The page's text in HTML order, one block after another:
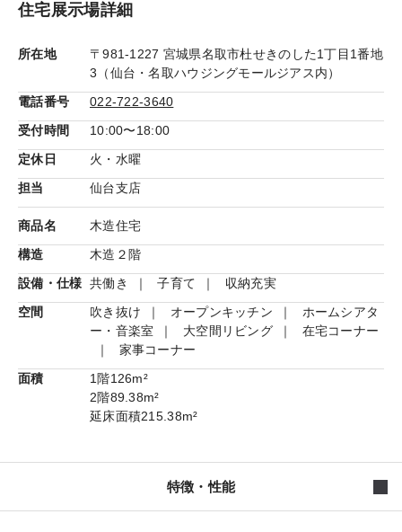
住宅展示場詳細
所在地
〒981-1227 宮城県名取市杜せきのした1丁目1番地
3（仙台・名取ハウジングモールジアス内）
電話番号
022-722-3640
受付時間
10:00〜18:00
定休日
火・水曜
担当
仙台支店
商品名
木造住宅
構造
木造２階
設備・仕様 共働き 子育て
収納充実
空間
吹き抜け オープンキッチン
ホームシアタ
ー・音楽室
大空間リビング
在宅コーナー
家事コーナー
面積
1階126m²
2階89.38m²
延床面積215.38m²
特徴・性能